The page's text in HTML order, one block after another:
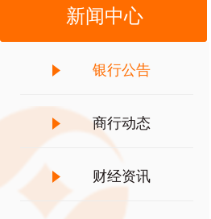
新闻中心
银行公告
商行动态
财经资讯